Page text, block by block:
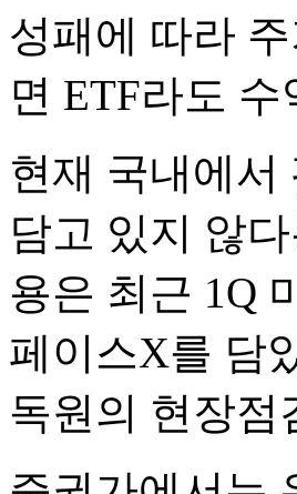
성패에 따라
면 ETF라도
현재 국내에서
담고 있지 않
용은 최근 1Q
페이스X를 담
독원의 현장점